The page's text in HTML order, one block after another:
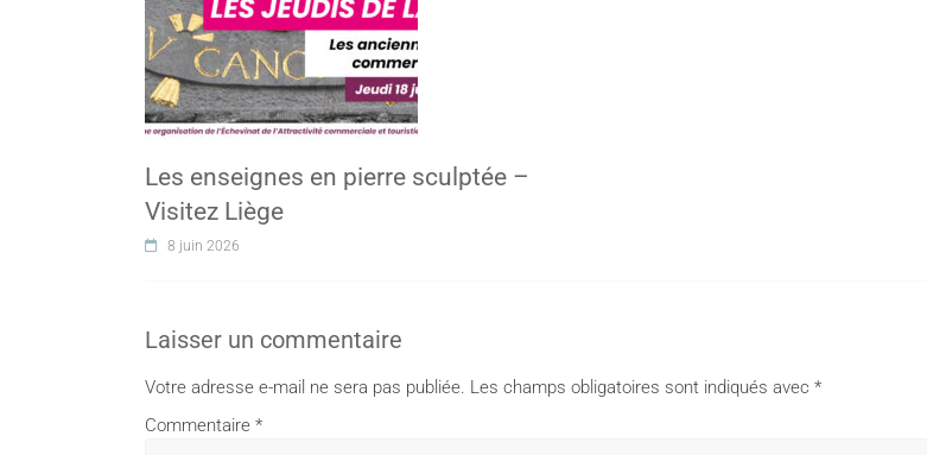
Les enseignes en pierre sculptée –
Visitez Liège
8 juin 2026
Laisser un commentaire
Votre adresse e-mail ne sera pas publiée. Les champs obligatoires sont indiqués avec *
Commentaire *